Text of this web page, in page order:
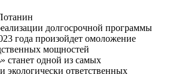
долгосрочной программы
года произойдет омоложение
мощностей
станет одной из самых
экологически ответственных